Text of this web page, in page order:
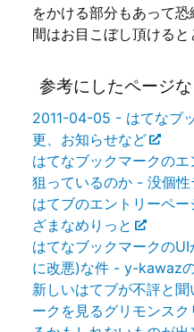
をかける部分もあって
間はお目こぼし頂けると
参考にしたページ
2011-04-05 - はてなブ
更、お知らせなど
はてなブックマークの
狙っているのか - 没個性
はてブのエントリーペー
ざまなめりっと
はてなブックマークの
に改悪)な件 - y-kawaz
新しいはてブが不評と
ークを見るグリモンス